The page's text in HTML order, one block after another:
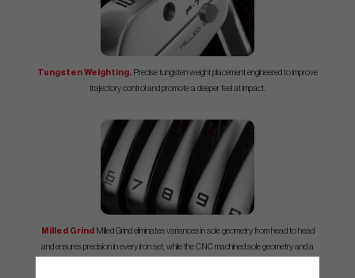
Tungsten Weighting. Precise tungsten weight placement engineered to improve
trajectory control and promote a deeper feel at impact.
Milled Grind Milled Grind eliminates variances in sole geometry from head to head
and ensures precision in every iron set, while the CNC machined sole geometry and a